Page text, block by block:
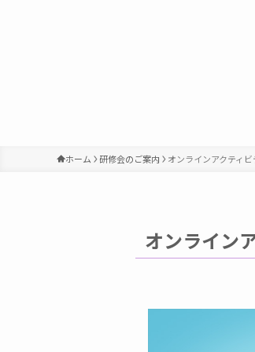
ホーム 研修会のご案内 オンラインアクティビ
オンライン